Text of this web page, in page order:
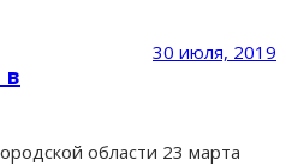
30 июля, 2019
в
области 23 марта